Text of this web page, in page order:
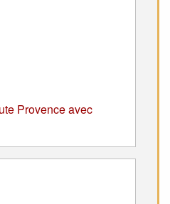
Provence avec